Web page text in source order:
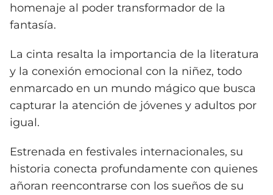
homenaje al poder transformador de la
fantasía.
La cinta resalta la importancia de la literatura
y la conexión emocional con la niñez, todo
enmarcado en un mundo mágico que busca
capturar la atención de jóvenes y adultos por
igual.
Estrenada en festivales internacionales, su
historia conecta profundamente con quienes
añoran reencontrarse con los sueños de su